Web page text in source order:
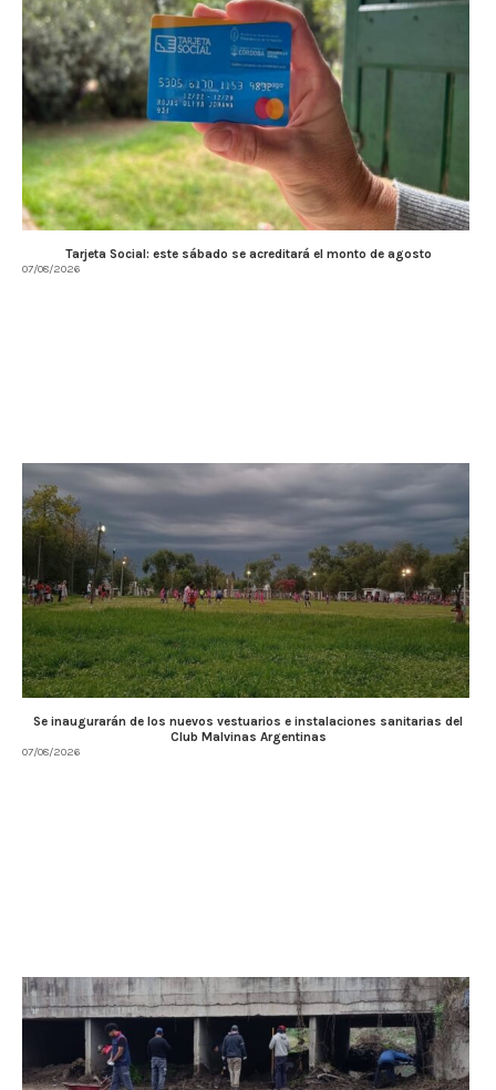
Tarjeta Social: este sábado se acreditará el monto de agosto
07/08/2026
Se inaugurarán de los nuevos vestuarios e instalaciones sanitarias del
Club Malvinas Argentinas
07/08/2026